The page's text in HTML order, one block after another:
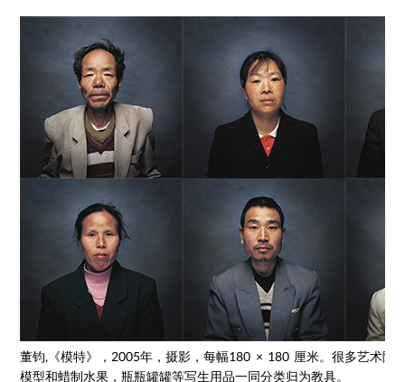
董钧,《模特》，2005年，摄影，每幅180 × 180 厘米。很多艺术院
模型和蜡制水果，瓶瓶罐罐等写生用品一同分类归为教具。